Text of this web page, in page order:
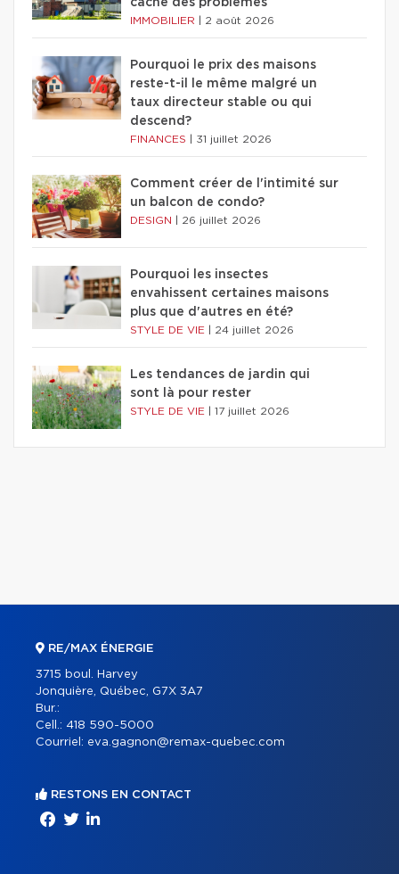
IMMOBILIER 2 août 2026
Pourquoi le prix des maisons
reste-t-il le même malgré un
taux directeur stable ou qui
descend?
FINANCES 31 juillet 2026
Comment créer de l'intimité sur
un balcon de condo?
DESIGN 26 juillet 2026
Pourquoi les insectes
envahissent certaines maisons
plus que d'autres en été?
STYLE DE VIE 24 juillet 2026
Les tendances de jardin qui
sont là pour rester
STYLE DE VIE 17 juillet 2026
RE/MAX ÉNERGIE
3715 boul. Harvey
Jonquière, Québec, G7X 3A7
Bur.:
Cell.: 418 590-5000
Courriel: eva.gagnon@remax-quebec.com
RESTONS EN CONTACT